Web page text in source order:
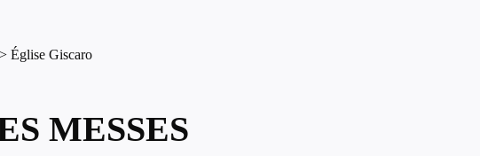
> Église Giscaro
MESSES